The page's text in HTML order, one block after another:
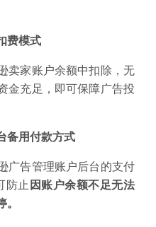
费模式
卖家账户余额中扣除，无
金充足，即可保障广告投
备用付款方式
广告管理账户后台的支付
防止 因账户余额不足无法